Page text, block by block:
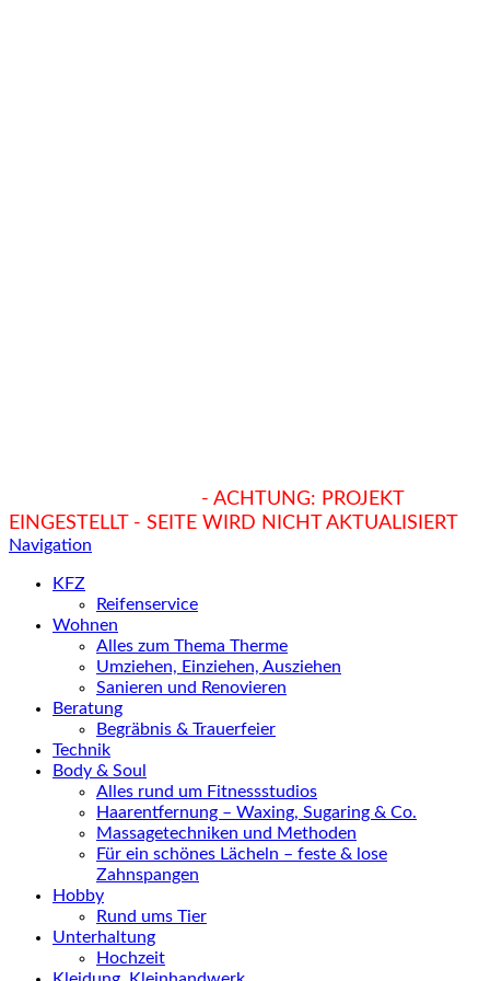
- ACHTUNG: PROJEKT
EINGESTELLT - SEITE WIRD NICHT AKTUALISIERT
Navigation
KFZ
Reifenservice
Wohnen
Alles zum Thema Therme
Umziehen, Einziehen, Ausziehen
Sanieren und Renovieren
Beratung
Begräbnis & Trauerfeier
Technik
Body & Soul
Alles rund um Fitnessstudios
Haarentfernung – Waxing, Sugaring & Co.
Massagetechniken und Methoden
Für ein schönes Lächeln – feste & lose
Zahnspangen
Hobby
Rund ums Tier
Unterhaltung
Hochzeit